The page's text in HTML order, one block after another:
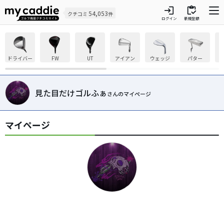
クチコミ 54,053件 login
ログイン
inventory
新規登録
ドライバー FW UT アイアン ウェッジ パター
見た目だけゴルふぁさんのマイページ
マイページ